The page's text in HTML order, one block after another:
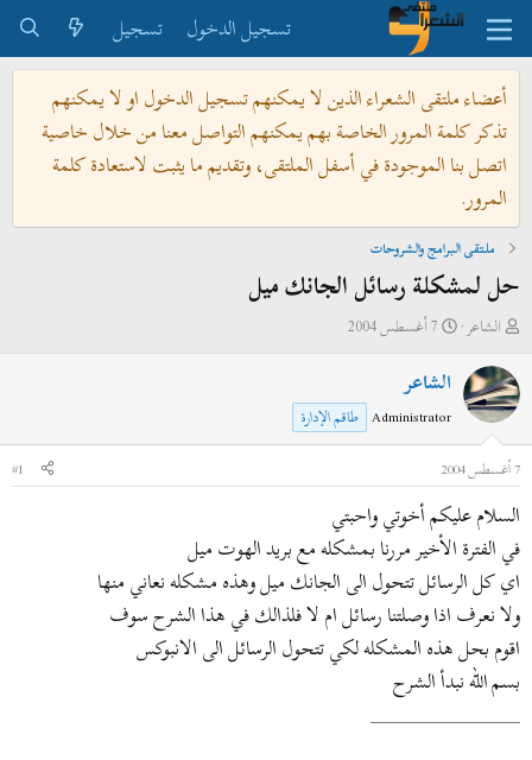
تسجيل الدخول
تسجيل
أعضاء ملتقى الشعراء الذين لا يمكنهم تسجيل الدخول او لا يمكنهم
تذكر كلمة المرور الخاصة بهم يمكنهم التواصل معنا من خلال خاصية
اتصل بنا الموجودة في أسفل الملتقى، وتقديم ما يثبت لاستعادة كلمة
المرور.
ملتقى البرامج والشروحات
حل لمشكلة رسائل الجانك ميل
ب
د
ئ
م
و
ض
ع
الشاعر
ت
ر
ي
ل
ب
د
ء
7 أغسطس 2004
الشاعر
Administrator طاقم الإدارة
7 أغسطس 2004
#1
السلام عليكم أخوتي واحبتي
في الفترة الأخير مررنا بمشكله مع بريد الهوت ميل
اي كل الرسائل تتحول الى الجانك ميل وهذه مشكله نعاني منها
ولا نعرف اذا وصلتنا رسائل ام لا فلذالك في هذا الشرح سوف
اقوم بحل هذه المشكله لكي تتحول الرسائل الى الانبوكس
بسم الله نبدأ الشرح
__________________